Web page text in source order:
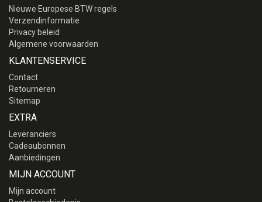
Nieuwe Europese BTW regels
Verzendinformatie
Privacy beleid
Algemene voorwaarden
KLANTENSERVICE
Contact
Retourneren
Sitemap
EXTRA
Leveranciers
Cadeaubonnen
Aanbiedingen
MIJN ACCOUNT
Mijn account